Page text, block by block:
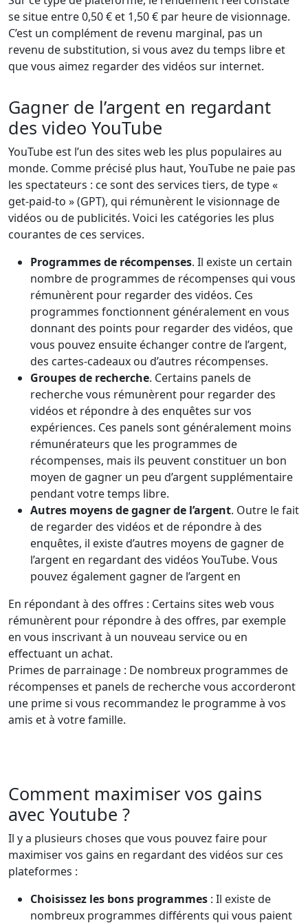
se situe entre 0,50 € et 1,50 € par heure de visionnage.
C’est un complément de revenu marginal, pas un
revenu de substitution, si vous avez du temps libre et
que vous aimez regarder des vidéos sur internet.
Gagner de l’argent en regardant
des video YouTube
YouTube est l’un des sites web les plus populaires au
monde. Comme précisé plus haut, YouTube ne paie pas
les spectateurs : ce sont des services tiers, de type «
get-paid-to » (GPT), qui rémunèrent le visionnage de
vidéos ou de publicités. Voici les catégories les plus
courantes de ces services.
Programmes de récompenses. Il existe un certain
nombre de programmes de récompenses qui vous
rémunèrent pour regarder des vidéos. Ces
programmes fonctionnent généralement en vous
donnant des points pour regarder des vidéos, que
vous pouvez ensuite échanger contre de l’argent,
des cartes-cadeaux ou d’autres récompenses.
Groupes de recherche. Certains panels de
recherche vous rémunèrent pour regarder des
vidéos et répondre à des enquêtes sur vos
expériences. Ces panels sont généralement moins
rémunérateurs que les programmes de
récompenses, mais ils peuvent constituer un bon
moyen de gagner un peu d’argent supplémentaire
pendant votre temps libre.
Autres moyens de gagner de l’argent. Outre le fait
de regarder des vidéos et de répondre à des
enquêtes, il existe d’autres moyens de gagner de
l’argent en regardant des vidéos YouTube. Vous
pouvez également gagner de l’argent en
En répondant à des offres : Certains sites web vous
rémunèrent pour répondre à des offres, par exemple
en vous inscrivant à un nouveau service ou en
effectuant un achat.
Primes de parrainage : De nombreux programmes de
récompenses et panels de recherche vous accorderont
une prime si vous recommandez le programme à vos
amis et à votre famille.
Comment maximiser vos gains
avec Youtube ?
Il y a plusieurs choses que vous pouvez faire pour
maximiser vos gains en regardant des vidéos sur ces
plateformes :
Choisissez les bons programmes : Il existe de
nombreux programmes différents qui vous paient